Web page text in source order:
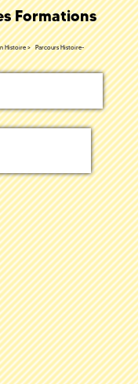
Formations
Histoire
Parcours Histoire-